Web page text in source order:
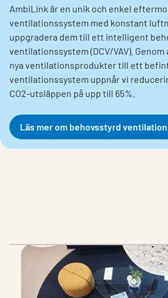
AmbiLink är en unik och enkel
ventilationssystem med konstant
uppgradera dem till ett intelligent
ventilationssystem (DCV/VAV).
nya ventilationsprodukter till ett
ventilationssystem uppnår vi
CO2-utsläppen på upp till 65%.
Läs mer om behovsstyrd ventilation